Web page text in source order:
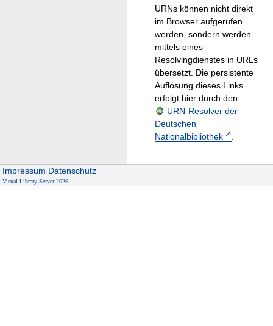
URNs können nicht direkt
im Browser aufgerufen
werden, sondern werden
mittels eines
Resolvingdienstes in URLs
übersetzt. Die persistente
Auflösung dieses Links
erfolgt hier durch den
URN-Resolver der
Deutschen
Nationalbibliothek
.
Impressum Datenschutz
Visual Library Server 2026